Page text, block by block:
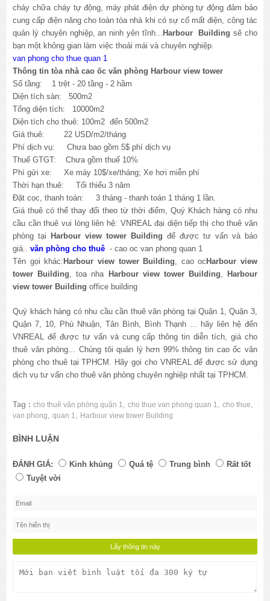
cháy chữa cháy tự động, máy phát điện dự phòng tự động đảm bảo
cung cấp điện năng cho toàn tòa nhà khi có sự cố mất điện, công tác
quản lý chuyên nghiệp, an ninh yên tĩnh...
Harbour Building sẽ cho
bạn một không gian làm việc thoải mái và chuyên nghiệp.
van phong cho thue quan 1
Thông tin tòa nhà cao ốc văn phòng Harbour view tower
Số tầng: 1 trệt - 20 tầng - 2 hầm
Diện tích sàn: 500m2
Tổng diện tích: 10000m2
Diện tích cho thuê: 100m2 đến 500m2
Giá thuê: 22 USD/m2/tháng
Phí dịch vụ: Chưa bao gồm 5$ phí dịch vụ
Thuế GTGT:Chưagồm thuế 10%
Phí gửi xe: Xe máy 10$/xe/tháng; Xe hơi miễn phí
Thời hạn thuê: Tối thiểu 3 năm
Đặt cọc, thanh toán: 3 tháng - thanh toán 1 tháng 1 lần.
Giá thuê có thể thay đổi theo từ thời điểm, Quý Khách hàng có nhu
cầu cần thuê vui lòng liên hệ: VNREAL đại diện tiếp thị cho thuê văn
phòng tại
Harbour view tower Building để được tư vấn và báo
giá..
văn phòng cho thuê - cao oc van phong quan 1
Tên gọi khác: Harbour view tower Building , cao oc Harbour view
tower Building , toa nha Harbour view tower Building
Harbour
view tower Building office building
Quý khách hàng có nhu cầu cần thuê văn phòng tại Quận 1, Quận 3,
Quận 7, 10, Phú Nhuận, Tân Bình, Bình Thạnh ... hãy liên hệ đến
VNREAL để được tư vấn và cung cấp thông tin diễn tích, giá cho
thuê văn phòng... Chúng tôi quản lý hơn 99% thông tin cao ốc văn
phòng cho thuê tại TPHCM. Hãy gọi cho VNREAL để được sử dụng
dịch vụ tư vấn cho thuê văn phòng chuyên nghiệp nhất tại TPHCM.
Tag : cho thuê văn phòng quận 1 ,cho thue van phong quan 1 ,cho thue
van phong ,quan 1 Harbour view tower Building
BÌNH LUẬN
ĐÁNH GIÁ: Kinh khủng Quá tệ Trung bình
Rất tốt
Tuyệt vời